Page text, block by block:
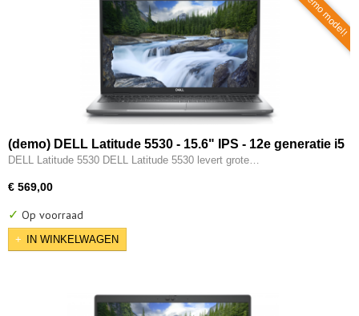
Demo model!
(demo) DELL Latitude 5530 - 15.6" IPS - 12e generatie i5
- 10-CORE - 16GB - 512GB M.2 NVMe - 12e gen Intel UHD
DELL Latitude 5530 DELL Latitude 5530 levert grote…
€ 569,00
✓ Op voorraad
IN WINKELWAGEN